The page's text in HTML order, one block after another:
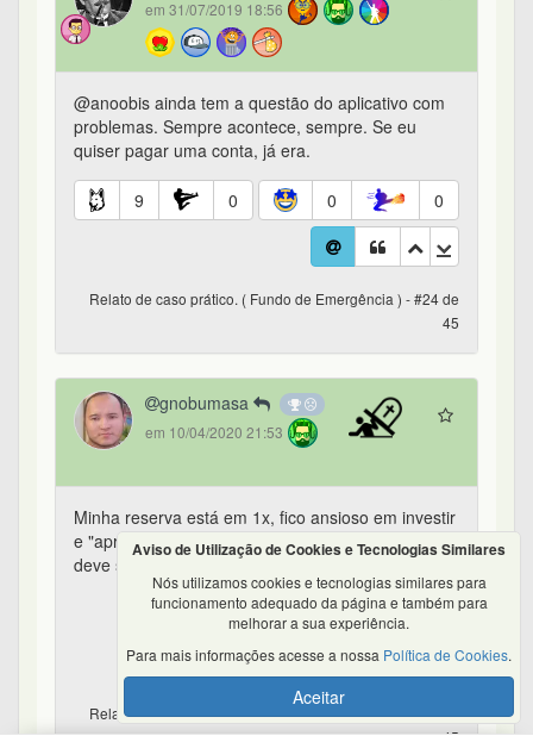
em 31/07/2019 18:56
@anoobis ainda tem a questão do aplicativo com
problemas. Sempre acontece, sempre. Se eu
quiser pagar uma conta, já era.
9 0 0 0
Relato de caso prático. ( Fundo de Emergência ) - #24 de
45
gnobumasa
em 10/04/2020 21:53
Minha reserva está em 1x, fico ansioso em investir
e "aproveitar as oportunidades", mas realmente
deve se ter critério e calma.
1
30
0
0
Relato de caso prático. ( Fundo de Emergência ) - #25 de
Aviso de Utilização de Cookies e Tecnologias Similares
Nós utilizamos cookies e tecnologias similares para
funcionamento adequado da página e também para
melhorar a sua experiência.
Para mais informações acesse a nossa Política de Cookies.
Aceitar